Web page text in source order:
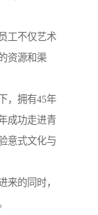
工不仅艺术
资源和渠
，拥有45年
成功走进青
意式文化与
来的同时，